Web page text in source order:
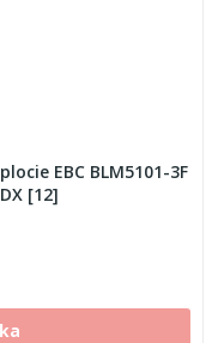
EBC BLM5101-3F
[12]